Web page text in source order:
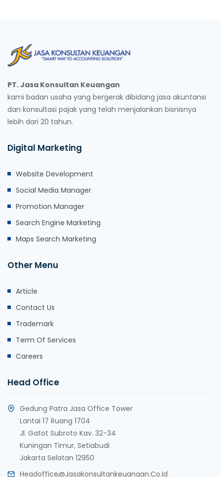
PT. Jasa Konsultan Keuangan
kami badan usaha yang bergerak dibidang jasa akuntansi
dan konsultasi pajak yang telah menjalankan bisnisnya
lebih dari 20 tahun.
Digital Marketing
Website Development
Social Media Manager
Promotion Manager
Search Engine Marketing
Maps Search Marketing
Other Menu
Article
Contact Us
Trademark
Term Of Services
Careers
Head Office
Gedung Patra Jasa Office Tower
Lantai 17 Ruang 1704
Jl. Gatot Subroto Kav. 32-34
Kuningan Timur, Setiabudi
Jakarta Selatan 12950
Headoffice@jasakonsultankeuangan.co.id